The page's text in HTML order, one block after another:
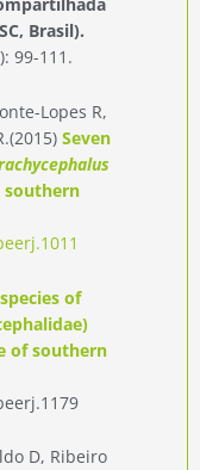
Brasil).
99-111.
Lopes R,
Seven
southern
of
of southern
D, Ribeiro